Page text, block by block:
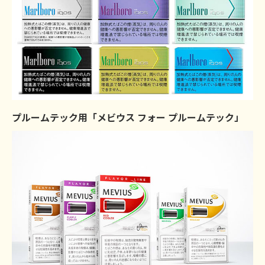
プルームテック用「メビウス フォー プルームテック」